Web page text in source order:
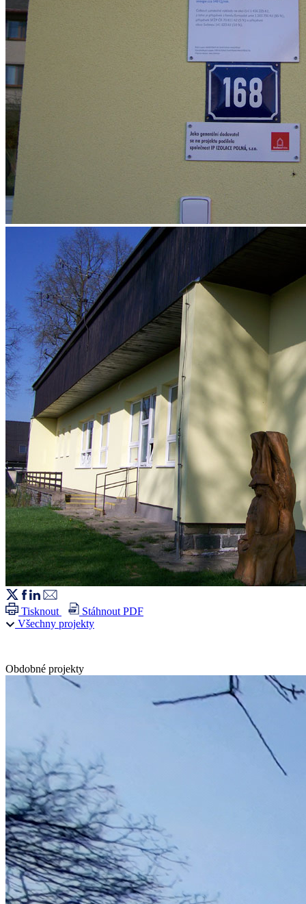
Tisknout
Stáhnout PDF
Všechny projekty
Obdobné projekty